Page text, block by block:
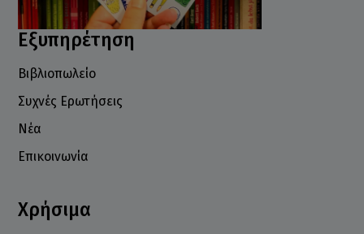
Εξυπηρέτηση
Βιβλιοπωλείο
Συχνές Ερωτήσεις
Νέα
Επικοινωνία
Χρήσιμα